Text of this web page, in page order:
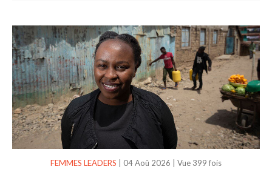
FEMMES LEADERS 04 Aoû 2026 Vue 399 fois